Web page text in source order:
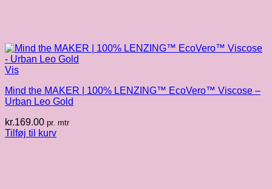
Vis
Mind the MAKER | 100% LENZING™ EcoVero™ Viscose –
Urban Leo Gold
kr.169.00 pr. mtr
Tilføj til kurv